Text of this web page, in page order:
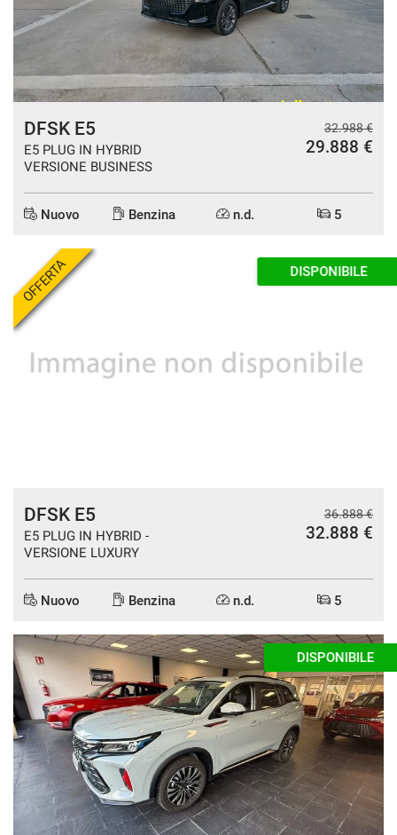
DFSK E5
E5 PLUG IN HYBRID
VERSIONE BUSINESS
32.988 €
29.888 €
Nuovo Benzina n.d. 5
OFFERTA DISPONIBILE
DFSK E5
E5 PLUG IN HYBRID -
VERSIONE LUXURY
36.888 €
32.888 €
Nuovo Benzina n.d. 5
DISPONIBILE